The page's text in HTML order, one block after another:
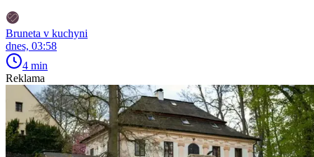
Bruneta v kuchyni
dnes, 03:58
4 min
Reklama